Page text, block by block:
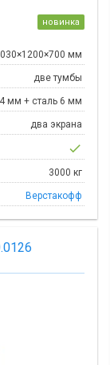
новинка
мм
две тумбы
мм + сталь 6 мм
два экрана
check
3000 кг
Верстакофф